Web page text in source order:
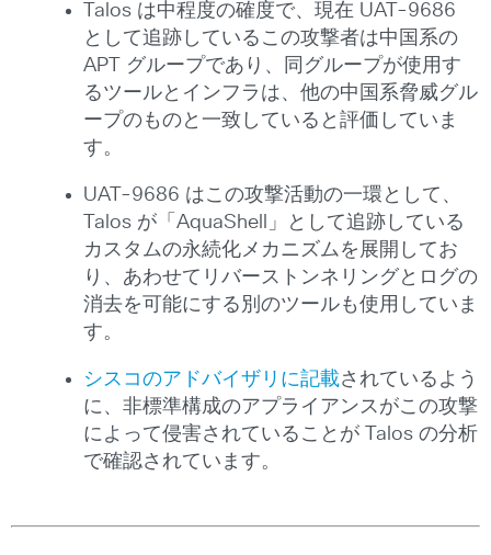
Talos は中程度の確度で、現在 UAT-9686
として追跡しているこの攻撃者は中国系の
APT グループであり、同グループが使用す
るツールとインフラは、他の中国系脅威グル
ープのものと一致していると評価していま
す。
UAT-9686 はこの攻撃活動の一環として、
Talos が「AquaShell」として追跡している
カスタムの永続化メカニズムを展開してお
り、あわせてリバーストンネリングとログの
消去を可能にする別のツールも使用していま
す。
シスコのアドバイザリに記載されているよう
に、非標準構成のアプライアンスがこの攻撃
によって侵害されていることが Talos の分析
で確認されています。